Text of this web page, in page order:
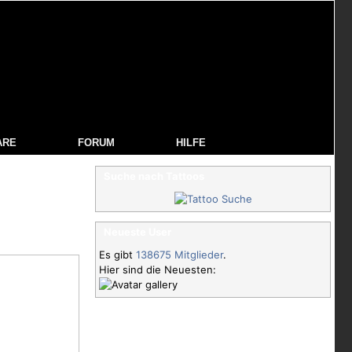
FORUM HILFE
Es gibt 138675 Mitglieder.
Hier sind die Neuesten: